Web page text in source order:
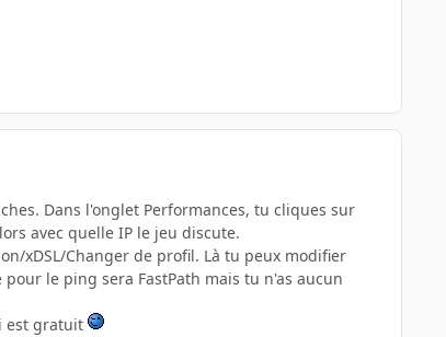
Dans l'onglet Performances, tu cliques sur
avec quelle IP le jeu discute.
xDSL/Changer de profil. Là tu peux modifier
le ping sera FastPath mais tu n'as aucun
est gratuit